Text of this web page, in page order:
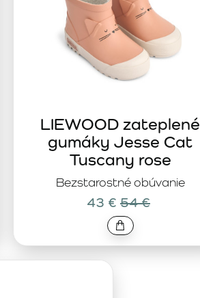
Bezstarostné obúvanie
LIEWOOD zateplené
gumáky Jesse Cat
Tuscany rose
43 € 54 €